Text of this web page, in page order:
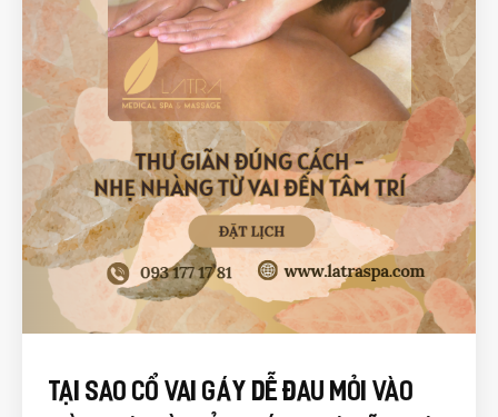
Tại Sao Cổ Vai Gáy Dễ Đau Mỏi Vào